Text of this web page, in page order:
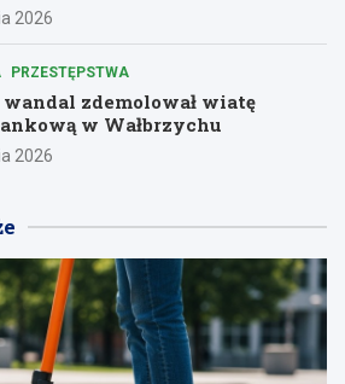
2026
PRZESTĘPSTWA
zdemolował wiatę
w Wałbrzychu
2026